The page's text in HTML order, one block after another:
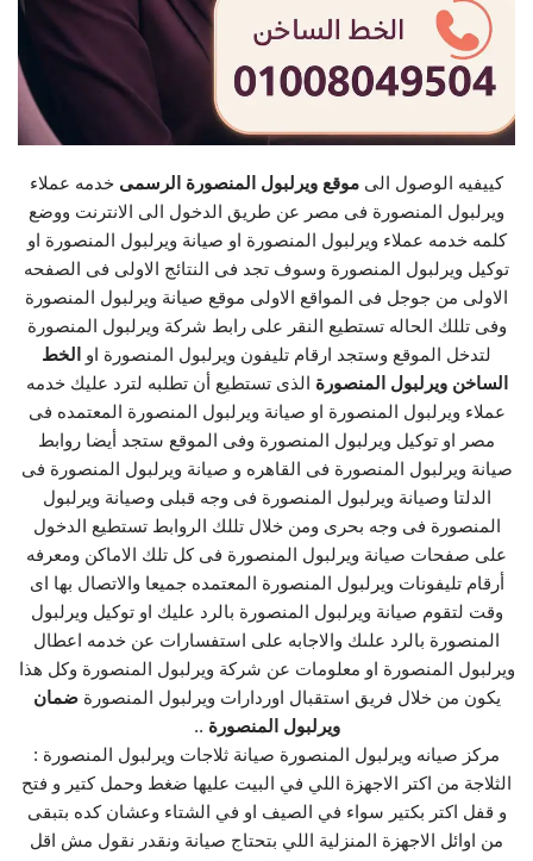
كييفيه الوصول الى موقع ويرلبول المنصورة الرسمى خدمه عملاء
ويرلبول المنصورة فى مصر عن طريق الدخول الى الانترنت ووضع
كلمه خدمه عملاء ويرلبول المنصورة او صيانة ويرلبول المنصورة او
توكيل ويرلبول المنصورة وسوف تجد فى النتائج الاولى فى الصفحه
الاولى من جوجل فى المواقع الاولى موقع صيانة ويرلبول المنصورة
وفى تللك الحاله تستطيع النقر على رابط شركة ويرلبول المنصورة
لتدخل الموقع وستجد ارقام تليفون ويرلبول المنصورة او الخط
الساخن ويرلبول المنصورة الذى تستطيع أن تطلبه لترد عليك خدمه
عملاء ويرلبول المنصورة او صيانة ويرلبول المنصورة المعتمده فى
مصر او توكيل ويرلبول المنصورة وفى الموقع ستجد أيضا روابط
صيانة ويرلبول المنصورة فى القاهره و صيانة ويرلبول المنصورة فى
الدلتا وصيانة ويرلبول المنصورة فى وجه قبلى وصيانة ويرلبول
المنصورة فى وجه بحرى ومن خلال تللك الروابط تستطيع الدخول
على صفحات صيانة ويرلبول المنصورة فى كل تلك الاماكن ومعرفه
أرقام تليفونات ويرلبول المنصورة المعتمده جميعا والاتصال بها اى
وقت لتقوم صيانة ويرلبول المنصورة بالرد عليك او توكيل ويرلبول
المنصورة بالرد علىك والاجابه على استفسارات عن خدمه اعطال
ويرلبول المنصورة او معلومات عن شركة ويرلبول المنصورة وكل هذا
يكون من خلال فريق استقبال اوردارات ويرلبول المنصورةضمان
ويرلبول المنصورة ..
مركز صيانه ويرلبول المنصورة صيانة ثلاجات ويرلبول المنصورة :
الثلاجة من اكتر الاجهزة اللي في البيت عليها ضغط وحمل كتير و فتح
و قفل اكتر بكتير سواء في الصيف او في الشتاء وعشان كده بتبقى
من اوائل الاجهزة المنزلية اللي بتحتاج صيانة ونقدر نقول مش اقل